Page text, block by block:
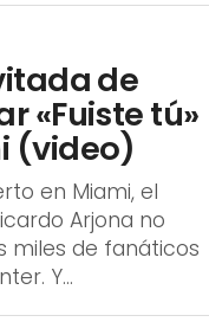
de
«Fuiste tú»
(video)
en Miami, el
Arjona no
miles de fanáticos
Y...